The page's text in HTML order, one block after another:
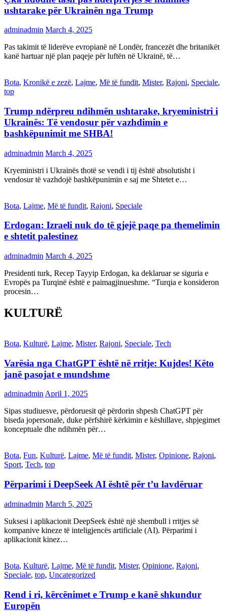
ushtarake për Ukrainën nga Trump
adminadmin March 4, 2025
Pas takimit të liderëve evropianë në Londër, francezët dhe britanikët
kanë hartuar një plan paqeje për luftën në Ukrainë, të…
Bota, Kronikë e zezë, Lajme, Më të fundit, Mister, Rajoni, Speciale,
top
Trump ndërpreu ndihmën ushtarake, kryeministri i
Ukrainës: Të vendosur për vazhdimin e
bashkëpunimit me SHBA!
adminadmin March 4, 2025
Kryeministri i Ukrainës thotë se vendi i tij është absolutisht i
vendosur të vazhdojë bashkëpunimin e saj me Shtetet e…
Bota, Lajme, Më të fundit, Rajoni, Speciale
Erdogan: Izraeli nuk do të gjejë paqe pa themelimin
e shtetit palestinez
adminadmin March 4, 2025
Presidenti turk, Recep Tayyip Erdogan, ka deklaruar se siguria e
Evropës pa Turqinë është e paimagjinueshme. “Turqia e konsideron
procesin…
KULTURË
Bota, Kulturë, Lajme, Mister, Rajoni, Speciale, Tech
Varësia nga ChatGPT është në rritje: Kujdes! Këto
janë pasojat e mundshme
adminadmin April 1, 2025
Sipas studiuesve, përdoruesit që përdorin shpesh ChatGPT për
biseda jopersonale, duke përfshirë kërkimin e këshillave, shpjegimet
konceptuale dhe ndihmën për…
Bota, Fun, Kulturë, Lajme, Më të fundit, Mister, Opinione, Rajoni,
Sport, Tech, top
Përparimi i DeepSeek AI është për t’u lavdëruar
adminadmin March 5, 2025
Suksesi i aplikacionit DeepSeek është një shembull i rritjes së
kompanive kineze të inteligjencës artificiale (AI). Përparimi i
aplikacionit kinez…
Bota, Kulturë, Lajme, Më të fundit, Mister, Opinione, Rajoni,
Speciale, top, Uncategorized
Rend i ri, kërcënimet e Trump e kanë shkundur
Europën